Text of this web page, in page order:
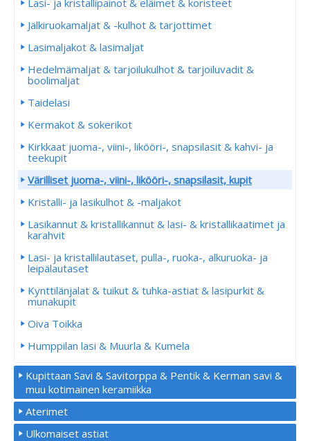
Lasi- ja kristallipainot & eläimet & koristeet
Jälkiruokamaljat & -kulhot & tarjottimet
Lasimaljakot & lasimaljat
Hedelmämaljat & tarjoilukulhot & tarjoiluvadit &
boolimaljat
Taidelasi
Kermakot & sokerikot
Kirkkaat juoma-, viini-, likööri-, snapsilasit & kahvi- ja
teekupit
Värilliset juoma-, viini-, likööri-, snapsilasit, kupit
Kristalli- ja lasikulhot & -maljakot
Lasikannut & kristallikannut & lasi- & kristallikaatimet ja
karahvit
Lasi- ja kristallilautaset, pulla-, ruoka-, alkuruoka- ja
leipälautaset
Kynttilänjalat & tuikut & tuhka-astiat & lasipurkit &
munakupit
Oiva Toikka
Humppilan lasi & Muurla & Kumela
Kupittaan Savi & Savitorppa & Pentik & Kerman savi &
muu kotimainen keramiikka
Aterimet
Ulkomaiset astiat